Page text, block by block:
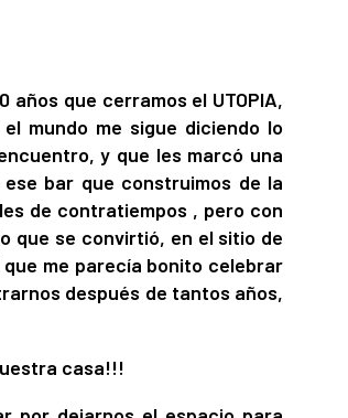
años que cerramos el UTOPIA,
mundo me sigue diciendo lo
y que les marcó una
bar que construimos de la
de contratiempos , pero con
que se convirtió, en el sitio de
me parecía bonito celebrar
después de tantos años,
casa!!!